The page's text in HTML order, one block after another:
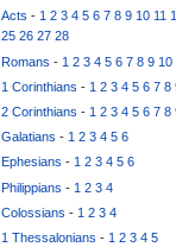
Acts -1 2 3 4 5 6 7 8 9 10 11
25 26 27 28
Romans - 1 2 3 4 5 6 7 8 9 10
1 Corinthians - 1 2 3 4 5 6 7 8
2 Corinthians - 1 2 3 4 5 6 7 8
Galatians - 1 2 3 4 5 6
Ephesians -1 2 3 4 5 6
Philippians - 1 2 3 4
Colossians - 1 2 3 4
1 Thessalonians - 1 2 3 4 5